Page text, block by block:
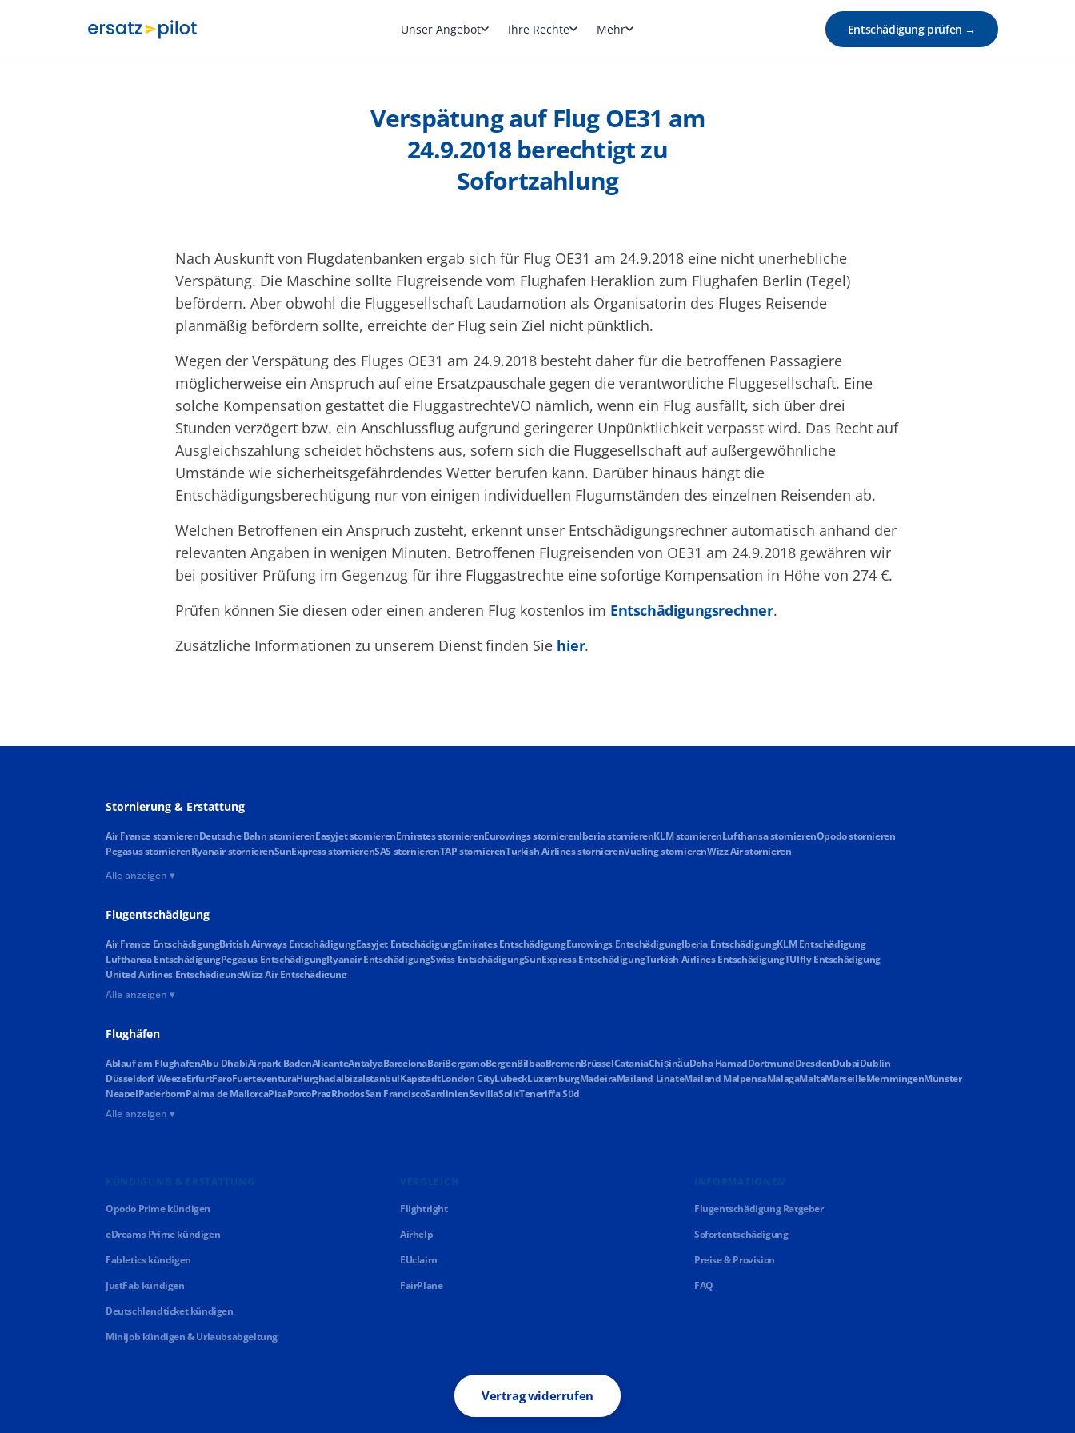
Unser Angebot Ihre Rechte Mehr Entschädigung prüfen →
Verspätung auf Flug OE31 am
24.9.2018 berechtigt zu
Sofortzahlung
Nach Auskunft von Flugdatenbanken ergab sich für Flug OE31 am 24.9.2018 eine nicht unerhebliche
Verspätung. Die Maschine sollte Flugreisende vom Flughafen Heraklion zum Flughafen Berlin (Tegel)
befördern. Aber obwohl die Fluggesellschaft Laudamotion als Organisatorin des Fluges Reisende
planmäßig befördern sollte, erreichte der Flug sein Ziel nicht pünktlich.
Wegen der Verspätung des Fluges OE31 am 24.9.2018 besteht daher für die betroffenen Passagiere
möglicherweise ein Anspruch auf eine Ersatzpauschale gegen die verantwortliche Fluggesellschaft. Eine
solche Kompensation gestattet die FluggastrechteVO nämlich, wenn ein Flug ausfällt, sich über drei
Stunden verzögert bzw. ein Anschlussflug aufgrund geringerer Unpünktlichkeit verpasst wird. Das Recht auf
Ausgleichszahlung scheidet höchstens aus, sofern sich die Fluggesellschaft auf außergewöhnliche
Umstände wie sicherheitsgefährdendes Wetter berufen kann. Darüber hinaus hängt die
Entschädigungsberechtigung nur von einigen individuellen Flugumständen des einzelnen Reisenden ab.
Welchen Betroffenen ein Anspruch zusteht, erkennt unser Entschädigungsrechner automatisch anhand der
relevanten Angaben in wenigen Minuten. Betroffenen Flugreisenden von OE31 am 24.9.2018 gewähren wir
bei positiver Prüfung im Gegenzug für ihre Fluggastrechte eine sofortige Kompensation in Höhe von 274 €.
Prüfen können Sie diesen oder einen anderen Flug kostenlos im Entschädigungsrechner.
Zusätzliche Informationen zu unserem Dienst finden Sie hier.
Stornierung & Erstattung
Air France stornierenDeutsche Bahn stornierenEasyjet stornierenEmirates stornierenEurowings stornierenIberia stornierenKLM stornierenLufthansa stornierenOpodo stornieren
Pegasus stornierenRyanair stornierenSunExpress stornierenSAS stornierenTAP stornierenTurkish Airlines stornierenVueling stornierenWizz Air stornieren
Alle anzeigen ▾
Flugentschädigung
Air France EntschädigungBritish Airways EntschädigungEasyjet EntschädigungEmirates EntschädigungEurowings EntschädigungIberia EntschädigungKLM Entschädigung
Lufthansa EntschädigungPegasus EntschädigungRyanair EntschädigungSwiss EntschädigungSunExpress EntschädigungTurkish Airlines EntschädigungTUIfly Entschädigung
United Airlines EntschädigungWizz Air Entschädigung
Alle anzeigen ▾
Flughäfen
Ablauf am FlughafenAbu DhabiAirpark BadenAlicanteAntalyaBarcelonaBariBergamoBergenBilbaoBremenBrüsselCataniaChișinăuDoha HamadDortmundDresdenDubaiDublin
Düsseldorf WeezeErfurtFaroFuerteventuraHurghadaIbizaIstanbulKapstadtLondon CityLübeckLuxemburgMadeiraMailand LinateMailand MalpensaMalagaMaltaMarseilleMemmingenMünster
NeapelPaderbornPalma de MallorcaPisaPortoPragRhodosSan FranciscoSardinienSevillaSplitTeneriffa Süd
Alle anzeigen ▾
KÜNDIGUNG & ERSTATTUNG
Opodo Prime kündigen
eDreams Prime kündigen
Fabletics kündigen
JustFab kündigen
Deutschlandticket kündigen
Minijob kündigen & Urlaubsabgeltung
VERGLEICH
Flightright
Airhelp
EUclaim
FairPlane
INFORMATIONEN
Flugentschädigung Ratgeber
Sofortentschädigung
Preise & Provision
FAQ
Vertrag widerrufen